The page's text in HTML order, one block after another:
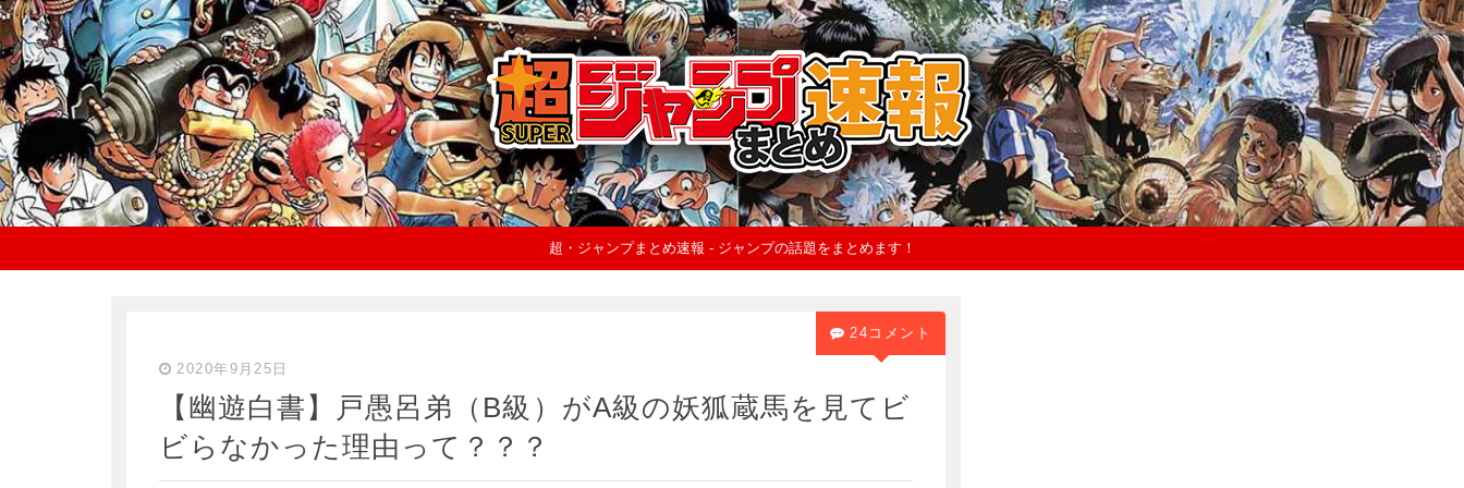
超・ジャンプまとめ速報 - ジャンプの話題をまとめます！
2020年9月25日
【幽遊白書】戸愚呂弟（B級）がA級の妖狐蔵馬を見てビ
ビらなかった理由って？？？
24コメント